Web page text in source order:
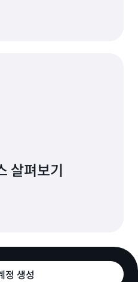
살펴보기
정 생성